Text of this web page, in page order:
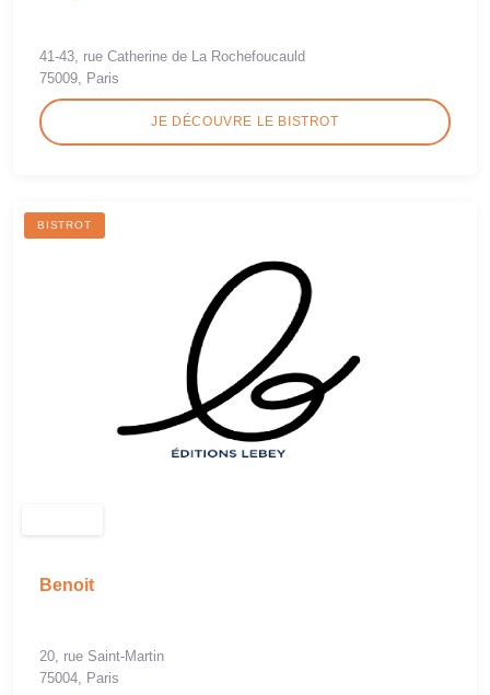
41-43, rue Catherine de La Rochefoucauld
75009, Paris
JE DÉCOUVRE LE BISTROT
BISTROT
Benoit
20, rue Saint-Martin
75004, Paris